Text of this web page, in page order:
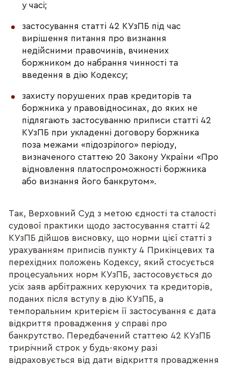
у часі;
застосування статті 42 КУзПБ під час
вирішення питання про визнання
недійсними правочинів, вчинених
боржником до набрання чинності та
введення в дію Кодексу;
захисту порушених прав кредиторів та
боржника у правовідносинах, до яких не
підлягають застосуванню приписи статті 42
КУзПБ при укладенні договору боржника
поза межами «підозрілого» періоду,
визначеного статтею 20 Закону України «Про
відновлення платоспроможності боржника
або визнання його банкрутом».
Так, Верховний Суд з метою єдності та сталості
судової практики щодо застосування статті 42
КУзПБ дійшов висновку, що норми цієї статті з
урахуванням приписів пункту 4 Прикінцевих та
перехідних положень Кодексу, який стосується
процесуальних норм КУзПБ, застосовується до
усіх заяв арбітражних керуючих та кредиторів,
поданих після вступу в дію КУзПБ, а
темпоральним критерієм її застосування є дата
відкриття провадження у справі про
банкрутство. Передбачений статтею 42 КУзПБ
трирічний строк у будь-якому разі
відраховується від дати відкриття провадження